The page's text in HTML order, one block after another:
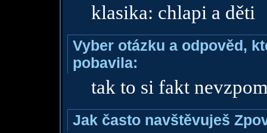
klasika: chlapi a děti
Vyber otázku a odpověd,
pobavila:
tak to si fakt
Jak často navštěvuješ